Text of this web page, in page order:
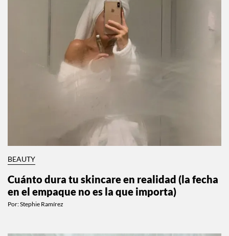
BEAUTY
Cuánto dura tu skincare en realidad (la fecha
en el empaque no es la que importa)
Por:Stephie Ramírez